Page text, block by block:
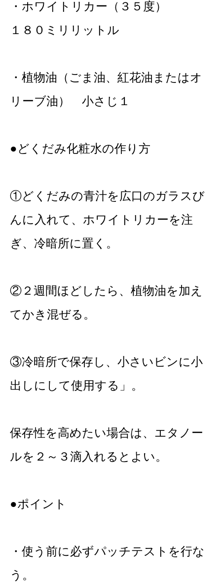
・ホワイトリカー（３５度）
１８０ミリリットル
・植物油（ごま油、紅花油またはオ
リーブ油） 小さじ１
●どくだみ化粧水の作り方
①どくだみの青汁を広口のガラスび
んに入れて、ホワイトリカーを注
ぎ、冷暗所に置く。
②２週間ほどしたら、植物油を加え
てかき混ぜる。
③冷暗所で保存し、小さいビンに小
出しにして使用する」。
保存性を高めたい場合は、エタノー
ルを２～３滴入れるとよい。
●ポイント
・使う前に必ずパッチテストを行な
う。